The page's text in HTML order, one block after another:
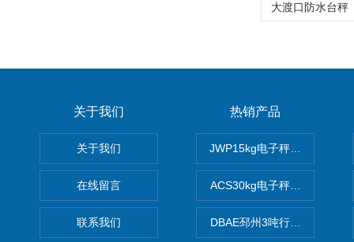
关于我们
关于我们
在线留言
联系我们
热销产品
JWP15kg电子秤价格,15公
ACS30kg电子秤价格,30公
DBAE邳州3吨行车电子吊秤